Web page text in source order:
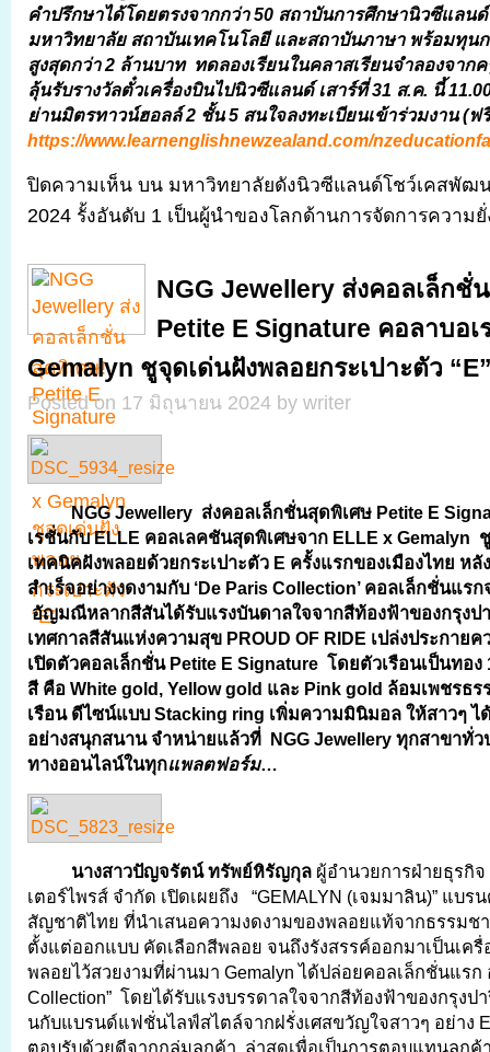
คำปรึกษาได้โดยตรงจากกว่า 50 สถาบันการศึกษานิวซีแลน
มหาวิทยาลัย สถาบันเทคโนโลยี และสถาบันภาษา พร้อมทุน
สูงสุดกว่า 2 ล้านบาท ทดลองเรียนในคลาสเรียนจำลองจาก
ลุ้นรับรางวัลตั๋วเครื่องบินไปนิวซีแลนด์ เสาร์ที่ 31 ส.ค. นี้
ย่านมิตรทาวน์ฮอลล์ 2 ชั้น 5 สนใจลงทะเบียนเข้าร่วมงาน (ฟ
https://www.learnenglishnewzealand.com/
ปิดความเห็น บน มหาวิทยาลัยดังนิวซีแลนด์โชว์เคสพัฒ
2024 รั้งอันดับ 1 เป็นผู้นำของโลกด้านการจัดการความ
NGG Jewellery ส่งคอลเล็กชั่
Petite E Signature คอลาบอเ
Gemalyn ชูจุดเด่นฝังพลอยกระเปาะตัว
Posted on 17 มิถุนายน 2024 by writer
NGG Jewellery ส่งคอลเล็กชั่นสุดพิเศษ Petite E
เรชั่นกับ ELLE คอลเลคชันสุดพิเศษจาก ELLE x Gemalyn
เทคนิคฝังพลอยด้วยกระเปาะตัว E ครั้งแรกของเมืองไทย หลั
สำเร็จอย่างงดงามกับ ‘De Paris Collection’ คอลเล็กชั่นแร
อัญมณีหลากสีสันได้รับแรงบันดาลใจจากสีท้องฟ้าของกรุงป
เทศกาลสีสันแห่งความสุข PROUD OF RIDE เปล่งประกาย
เปิดตัวคอลเล็กชั่น Petite E Signature โดยตัวเรือนเป็นทอง
สี คือ White gold, Yellow gold และ Pink gold ล้อมเพชรธ
เรือน ดีไซน์แบบ Stacking ring เพิ่มความมินิมอล ให้สาวๆ
อย่างสนุกสนานจำหน่ายแล้วที่ NGG Jewellery ทุกสาขาทั่ว
ทางออนไลน์ในทุกแพลตฟอร์ม…
นางสาวปัญจรัตน์ ทรัพย์หิรัญกุล ผู้อำนวยการฝ่ายธุรกิ
เตอร์ไพรส์ จำกัด เปิดเผยถึง “GEMALYN (เจมมาลิน)” แบร
สัญชาติไทย ที่นำเสนอความงดงามของพลอยแท้จากธรรมช
ตั้งแต่ออกแบบ คัดเลือกสีพลอย จนถึงรังสรรค์ออกมาเป็นเค
พลอยไว้สวยงามที่ผ่านมา Gemalyn ได้ปล่อยคอลเล็กชั่นแรก
Collection” โดยได้รับแรงบรรดาลใจจากสีท้องฟ้าของกรุงป
นกับแบรนด์แฟชั่นไลฟ์สไตล์จากฝรั่งเศสขวัญใจสาวๆ อย่าง
ตอบรับด้วยดีจากกลุ่มลูกค้า ล่าสุดเพื่อเป็นการตอบแทนลูกค้